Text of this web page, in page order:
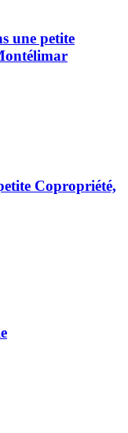
une petite
Copropriété,